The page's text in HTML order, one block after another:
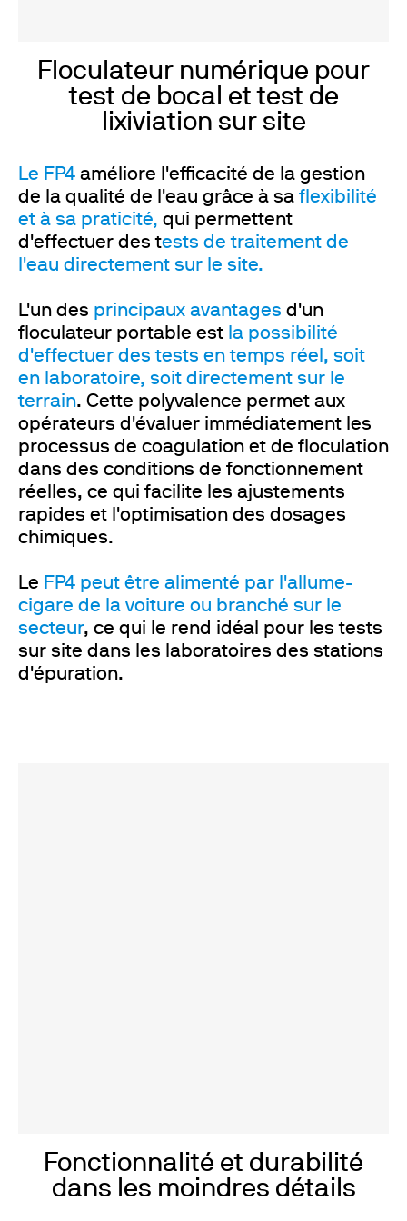
Floculateur numérique pour
test de bocal et test de
lixiviation sur site
Le FP4 améliore l'efficacité de la gestion
de la qualité de l'eau grâce à sa flexibilité
et à sa praticité, qui permettent
d'effectuer des tests de traitement de
l'eau directement sur le site.
L'un des principaux avantages d'un
floculateur portable est la possibilité
d'effectuer des tests en temps réel, soit
en laboratoire, soit directement sur le
terrain. Cette polyvalence permet aux
opérateurs d'évaluer immédiatement les
processus de coagulation et de floculation
dans des conditions de fonctionnement
réelles, ce qui facilite les ajustements
rapides et l'optimisation des dosages
chimiques.
Le FP4 peut être alimenté par l'allume-
cigare de la voiture ou branché sur le
secteur, ce qui le rend idéal pour les tests
sur site dans les laboratoires des stations
d'épuration.
Fonctionnalité et durabilité
dans les moindres détails